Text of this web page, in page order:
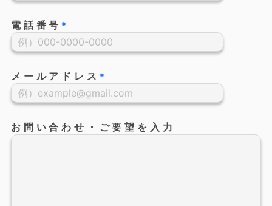
電話番号 *
メールアドレス *
お問い合わせ・ご要望を入力